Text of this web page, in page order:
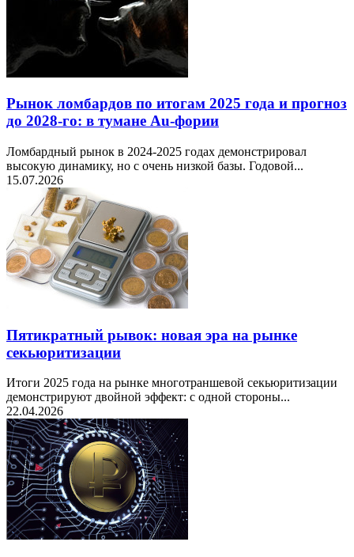
Рынок ломбардов по итогам 2025 года и прогноз
до 2028-го: в тумане Au-фории
Ломбардный рынок в 2024-2025 годах демонстрировал
высокую динамику, но с очень низкой базы. Годовой...
15.07.2026
Пятикратный рывок: новая эра на рынке
секьюритизации
Итоги 2025 года на рынке многотраншевой секьюритизации
демонстрируют двойной эффект: с одной стороны...
22.04.2026